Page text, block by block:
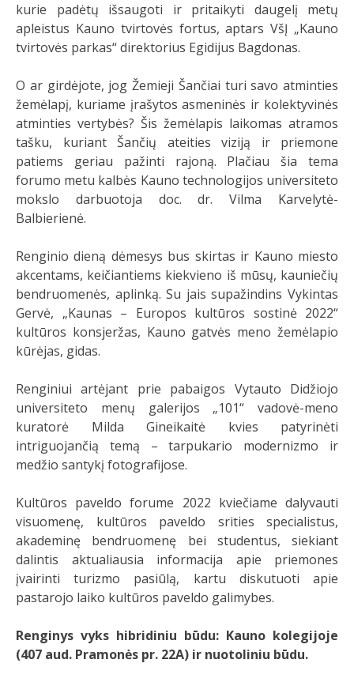
kurie padėtų išsaugoti ir pritaikyti daugelį metų
apleistus Kauno tvirtovės fortus, aptars VšĮ „Kauno
tvirtovės parkas“ direktorius Egidijus Bagdonas.
O ar girdėjote, jog Žemieji Šančiai turi savo atminties
žemėlapį, kuriame įrašytos asmeninės ir kolektyvinės
atminties vertybės? Šis žemėlapis laikomas atramos
tašku, kuriant Šančių ateities viziją ir priemone
patiems geriau pažinti rajoną. Plačiau šia tema
forumo metu kalbės Kauno technologijos universiteto
mokslo darbuotoja doc. dr. Vilma Karvelytė-
Balbierienė.
Renginio dieną dėmesys bus skirtas ir Kauno miesto
akcentams, keičiantiems kiekvieno iš mūsų, kauniečių
bendruomenės, aplinką. Su jais supažindins Vykintas
Gervė, „Kaunas – Europos kultūros sostinė 2022“
kultūros konsjeržas, Kauno gatvės meno žemėlapio
kūrėjas, gidas.
Renginiui artėjant prie pabaigos Vytauto Didžiojo
universiteto menų galerijos „101“ vadovė-meno
kuratorė Milda Gineikaitė kvies patyrinėti
intriguojančią temą – tarpukario modernizmo ir
medžio santykį fotografijose.
Kultūros paveldo forume 2022 kviečiame dalyvauti
visuomenę, kultūros paveldo srities specialistus,
akademinę bendruomenę bei studentus, siekiant
dalintis aktualiausia informacija apie priemones
įvairinti turizmo pasiūlą, kartu diskutuoti apie
pastarojo laiko kultūros paveldo galimybes.
Renginys vyks hibridiniu būdu: Kauno kolegijoje
(407 aud. Pramonės pr. 22A) ir nuotoliniu būdu.